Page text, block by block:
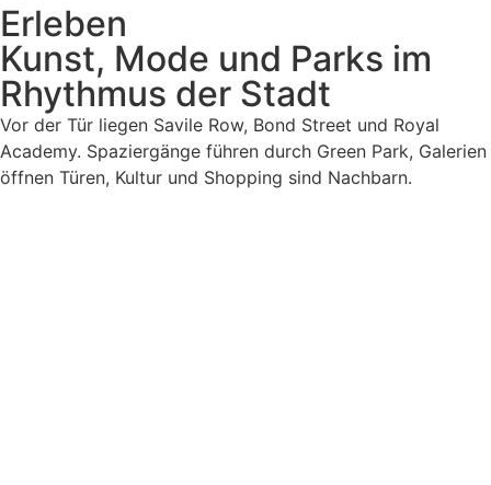
Erleben
Kunst, Mode und Parks im
Rhythmus der Stadt
Vor der Tür liegen Savile Row, Bond Street und Royal
Academy. Spaziergänge führen durch Green Park, Galerien
öffnen Türen, Kultur und Shopping sind Nachbarn.